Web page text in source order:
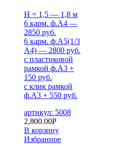
H = 1,5 — 1,8 м
6 карм. ф.А4 —
2850 руб.
6 карм. ф.А5(1/3
А4) — 2800 руб.
с пластиковой
рамкой ф.А3 +
150 руб.
с клик рамкой
ф.А3 + 550 руб.
артикул: 5008
2,800.00Р
В корзину
Избранное